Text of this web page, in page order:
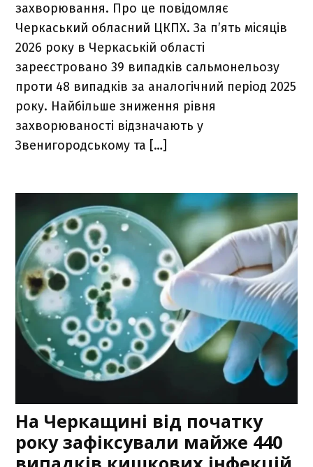
захворювання. Про це повідомляє
Черкаський обласний ЦКПХ. За п’ять місяців
2026 року в Черкаській області
зареєстровано 39 випадків сальмонельозу
проти 48 випадків за аналогічний період 2025
року. Найбільше зниження рівня
захворюваності відзначають у
Звенигородському та […]
На Черкащині від початку
року зафіксували майже 440